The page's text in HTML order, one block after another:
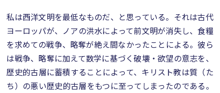
私は西洋文明を最低なものだ、と思っている。それは古代
ヨーロッパが、ノアの洪水によって前文明が消失し、食糧
を求めての戦争、略奪が絶え間なかったことによる。彼ら
は戦争、略奪に加えて数学に基づく破壊・欲望の意志を、
歴史的古層に蓄積することによって、キリスト教は質（た
ち）の悪い歴史的古層をもつに至ってしまったのである。